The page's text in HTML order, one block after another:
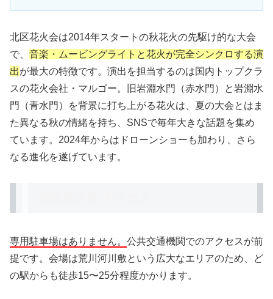
北区花火会は2014年スタートの秋花火の先駆け的な大会
で、 音楽・ムービングライトと花火が完全シンクロする演
出が最大の特徴です。演出を担当するのは国内トップクラ
スの花火会社・マルゴー。旧岩淵水門（赤水門）と岩淵水
門（青水門）を背景に打ち上がる花火は、夏の大会とはま
た異なる秋の情緒を持ち、SNSで毎年大きな話題を集め
ています。2024年からはドローンショーも加わり、さら
なる進化を遂げています。
専用駐車場はありません。 公共交通機関でのアクセスが前
提です。会場は荒川河川敷という広大なエリアのため、ど
の駅からも徒歩15〜25分程度かかります。